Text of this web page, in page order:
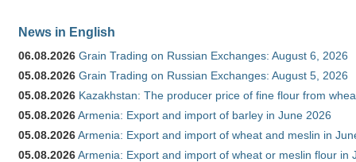
News in English
06.08.2026 Grain Trading on Russian Exchanges: August 6, 2026
05.08.2026 Grain Trading on Russian Exchanges: August 5, 2026
05.08.2026 Kazakhstan: The producer price of fine flour from
05.08.2026Armenia: Export and import of barley in June 2026
05.08.2026Armenia: Export and import of wheat and meslin in
05.08.2026Armenia: Export and import of wheat or meslin flour in